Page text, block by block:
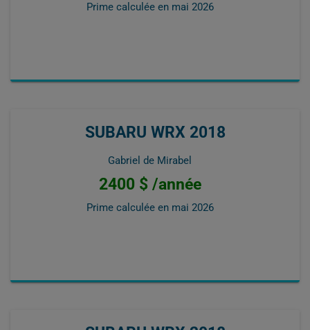
Prime calculée en mai 2026
SUBARU WRX 2018
Gabriel de Mirabel
2400 $ /année
Prime calculée en mai 2026